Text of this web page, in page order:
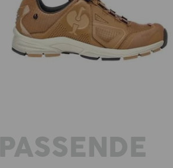
O2 Werkschoenen e.s. Minkar II
PASSENDE